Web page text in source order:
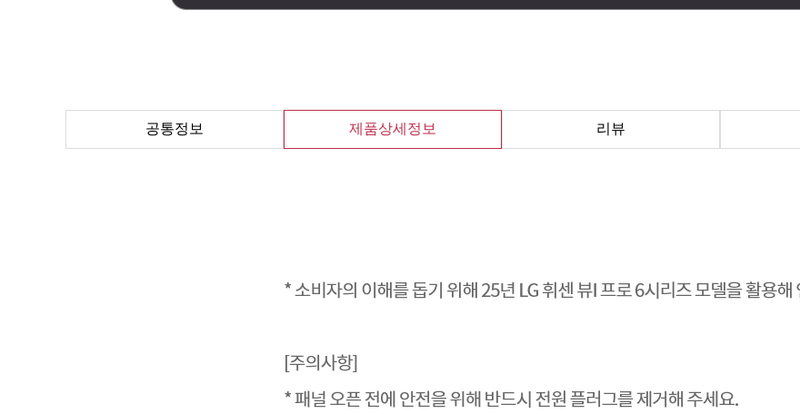
공통정보 제품상세정보 리뷰